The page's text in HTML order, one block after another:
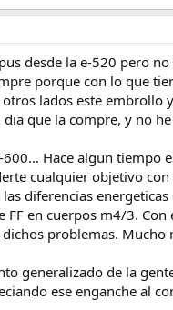
desde la e-520 pero
porque con lo que
lados este
dia que la compre, y no
Hace algun tiempo
cualquier objetivo
diferencias
FF en cuerpos m4/3.
dichos problemas.
generalizado de la
ese enganche al